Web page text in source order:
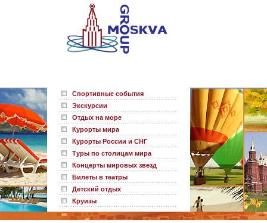
Спортивные события
Экскурсии
Отдых на море
Курорты мира
Курорты России и СНГ
Туры по столицам мира
Концерты мировых звезд
Билеты в театры
Детский отдых
Круизы